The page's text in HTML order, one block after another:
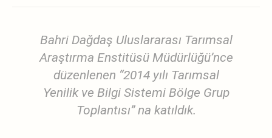
Bahri Dağdaş Uluslararası Tarımsal
Araştırma Enstitüsü Müdürlüğü’nce
düzenlenen “2014 yılı Tarımsal
Yenilik ve Bilgi Sistemi Bölge Grup
Toplantısı” na katıldık.